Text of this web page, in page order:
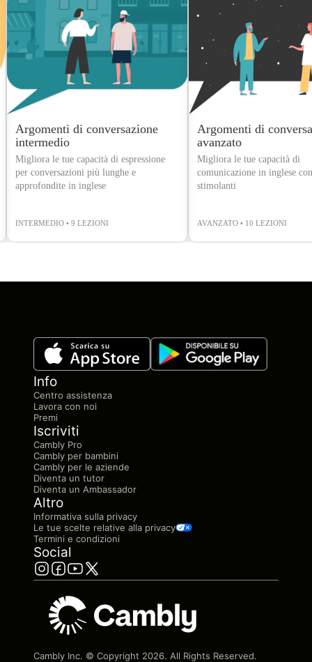
Argomenti di conversazione
intermedio
Migliora le tue capacità di espressione
per conversazioni più lunghe e
approfondite in inglese
INTERMEDIO • 9 LEZIONI
Argomenti di
avanzato
Migliora le tue capacità di
comunicazione in inglese
stimolanti
AVANZATO • 10 LEZIONI
Info
Centro assistenza
Lavora con noi
Premi
Iscriviti
Cambly Pro
Cambly per bambini
Cambly per le aziende
Diventa un tutor
Diventa un Ambassador
Altro
Informativa sulla privacy
Le tue scelte relative alla privacy
Termini e condizioni
Social
Cambly Inc. © Copyright 2026. All Rights Reserved.